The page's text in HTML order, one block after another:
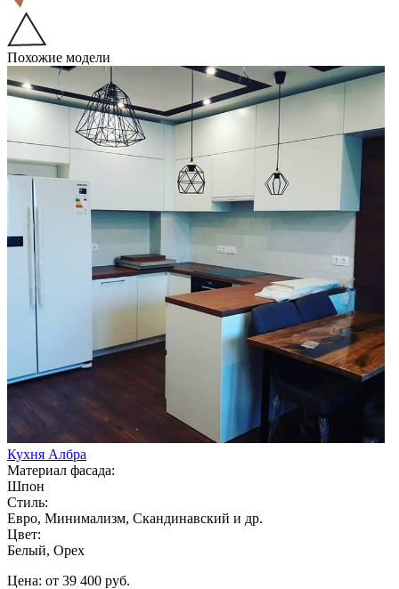
Похожие модели
Кухня Албра
Материал фасада:
Шпон
Стиль:
Евро, Минимализм, Скандинавский и др.
Цвет:
Белый, Орех
Цена: от 39 400 руб.